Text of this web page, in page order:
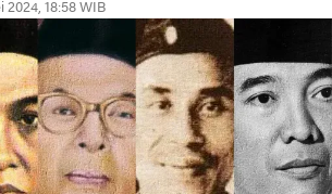
2024, 18:58 WIB